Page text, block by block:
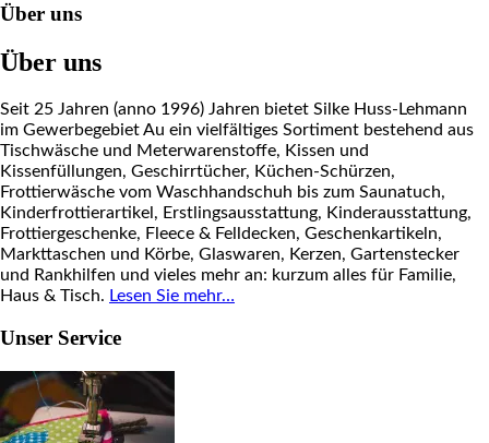
Über uns
Über uns
Seit 25 Jahren (anno 1996) Jahren bietet Silke Huss-Lehmann
im Gewerbegebiet Au ein vielfältiges Sortiment bestehend aus
Tischwäsche und Meterwarenstoffe, Kissen und
Kissenfüllungen, Geschirrtücher, Küchen-Schürzen,
Frottierwäsche vom Waschhandschuh bis zum Saunatuch,
Kinderfrottierartikel, Erstlingsausstattung, Kinderausstattung,
Frottiergeschenke, Fleece & Felldecken, Geschenkartikeln,
Markttaschen und Körbe, Glaswaren, Kerzen, Gartenstecker
und Rankhilfen und vieles mehr an: kurzum alles für Familie,
Haus & Tisch. Lesen Sie mehr…
Unser Service